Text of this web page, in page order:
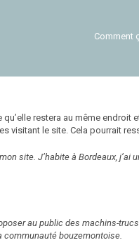
Comment
restera au même
visitant le site. Cela pourrait
site. J’habite à Bordeaux,
au public des machins-
bouzemontoise.